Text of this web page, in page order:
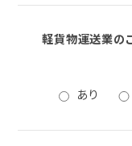
軽貨物運送業の
あり